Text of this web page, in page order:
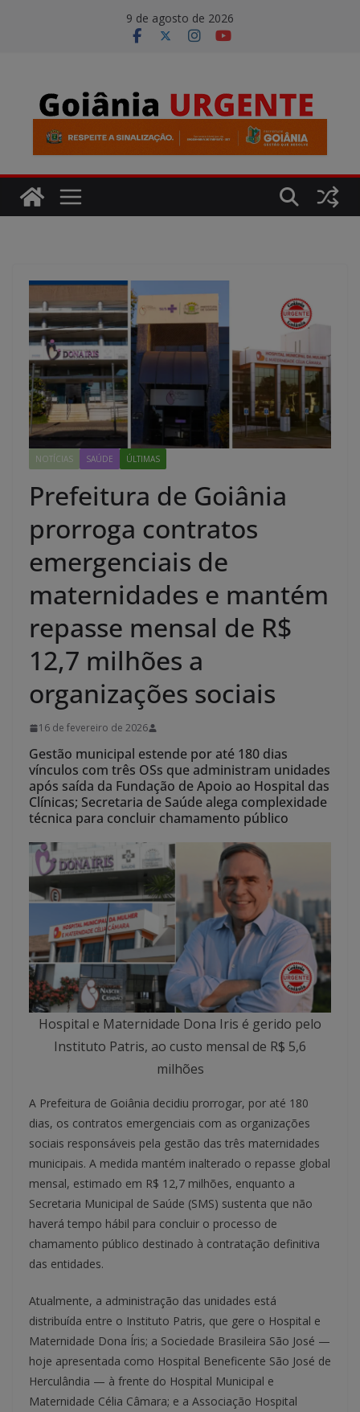
9 de agosto de 2026
NOTÍCIAS SAÚDE ÚLTIMAS
Prefeitura de Goiânia
prorroga contratos
emergenciais de
maternidades e mantém
repasse mensal de R$
12,7 milhões a
organizações sociais
16 de fevereiro de 2026
Gestão municipal estende por até 180 dias
vínculos com três OSs que administram unidades
após saída da Fundação de Apoio ao Hospital das
Clínicas; Secretaria de Saúde alega complexidade
técnica para concluir chamamento público
Hospital e Maternidade Dona Iris é gerido pelo
Instituto Patris, ao custo mensal de R$ 5,6
milhões
A Prefeitura de Goiânia decidiu prorrogar, por até 180
dias, os contratos emergenciais com as organizações
sociais responsáveis pela gestão das três maternidades
municipais. A medida mantém inalterado o repasse global
mensal, estimado em R$ 12,7 milhões, enquanto a
Secretaria Municipal de Saúde (SMS) sustenta que não
haverá tempo hábil para concluir o processo de
chamamento público destinado à contratação definitiva
das entidades.
Atualmente, a administração das unidades está
distribuída entre o Instituto Patris, que gere o Hospital e
Maternidade Dona Íris; a Sociedade Brasileira São José —
hoje apresentada como Hospital Beneficente São José de
Herculândia — à frente do Hospital Municipal e
Maternidade Célia Câmara; e a Associação Hospital
modal-check